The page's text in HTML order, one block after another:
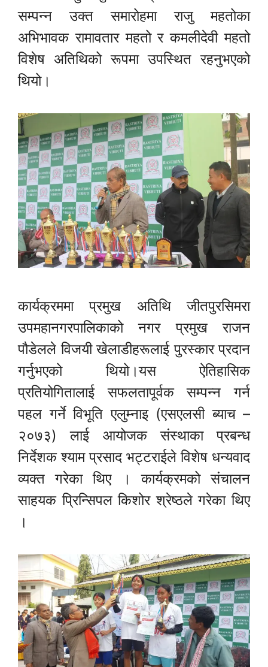
सम्पन्न उक्त समारोहमा राजु महतोका
अभिभावक रामावतार महतो र कमलीदेवी महतो
विशेष अतिथिको रूपमा उपस्थित रहनुभएको
थियो।
कार्यक्रममा प्रमुख अतिथि जीतपुरसिमरा
उपमहानगरपालिकाको नगर प्रमुख राजन
पौडेलले विजयी खेलाडीहरूलाई पुरस्कार प्रदान
गर्नुभएको थियो।यस ऐतिहासिक
प्रतियोगितालाई सफलतापूर्वक सम्पन्न गर्न
पहल गर्ने विभूति एलुम्नाइ (एसएलसी ब्याच –
२०७३) लाई आयोजक संस्थाका प्रबन्ध
निर्देशक श्याम प्रसाद भट्टराईले विशेष धन्यवाद
व्यक्त गरेका थिए । कार्यक्रमको संचालन
साहयक प्रिन्सिपल किशोर श्रेष्ठले गरेका थिए
।